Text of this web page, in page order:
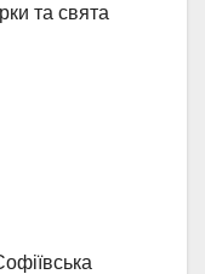
та свята